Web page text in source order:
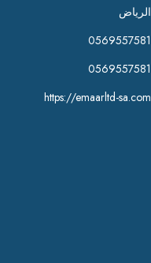
الرياض
0569557581
0569557581
https://emaarltd-sa.com